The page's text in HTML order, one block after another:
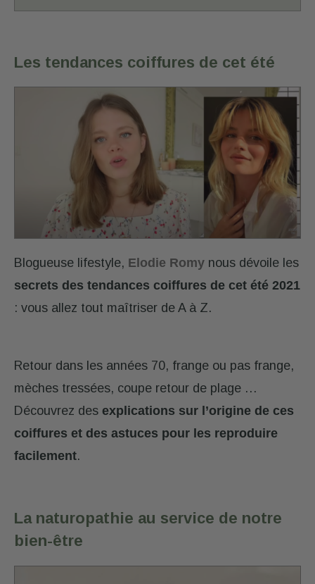
Les tendances coiffures de cet été
Blogueuse lifestyle, Elodie Romy nous dévoile les
secrets des tendances coiffures de cet été 2021
: vous allez tout maîtriser de A à Z.
Retour dans les années 70, frange ou pas frange,
mèches tressées, coupe retour de plage …
Découvrez des explications sur l’origine de ces
coiffures et des astuces pour les reproduire
facilement.
La naturopathie au service de notre
bien-être